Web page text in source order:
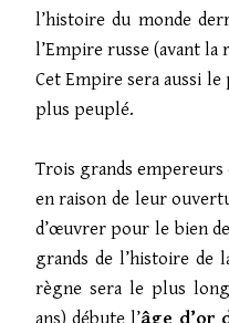
l’histoire du monde
l’Empire russe (avant la
Cet Empire sera aussi
plus peuplé.
Trois grands empereurs
en raison de leur
d’œuvrer pour le bien
grands de l’histoire de
règne sera le plus
ans) débute l’âge d’or